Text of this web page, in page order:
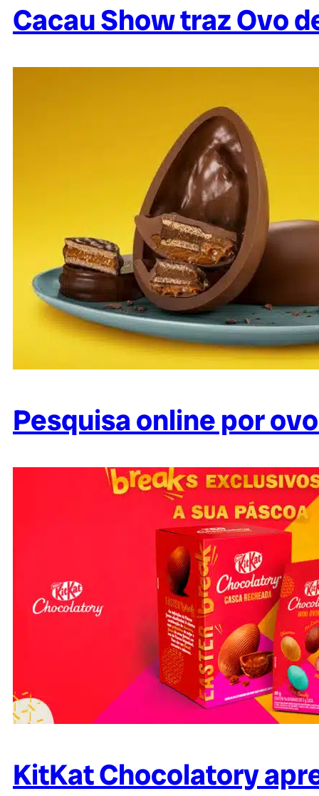
Cacau Show traz Ovo
Pesquisa online por
KitKat Chocolatory